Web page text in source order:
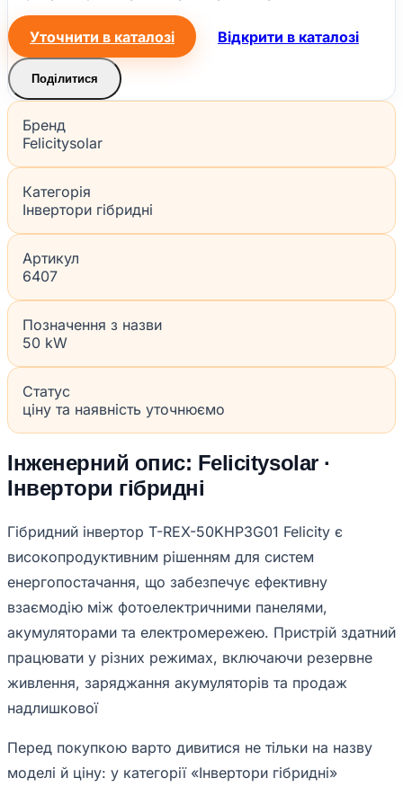
Уточнити в каталозі Відкрити в каталозі
Поділитися
Бренд
Felicitysolar
Категорія
Інвертори гібридні
Артикул
6407
Позначення з назви
50 kW
Статус
ціну та наявність уточнюємо
Інженерний опис: Felicitysolar ·
Інвертори гібридні
Гібридний інвертор T-REX-50KHP3G01 Felicity є
високопродуктивним рішенням для систем
енергопостачання, що забезпечує ефективну
взаємодію між фотоелектричними панелями,
акумуляторами та електромережею. Пристрій здатний
працювати у різних режимах, включаючи резервне
живлення, заряджання акумуляторів та продаж
надлишкової
Перед покупкою варто дивитися не тільки на назву
моделі й ціну: у категорії «Інвертори гібридні»